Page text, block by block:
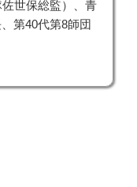
世保総監）、青
第40代第8師団